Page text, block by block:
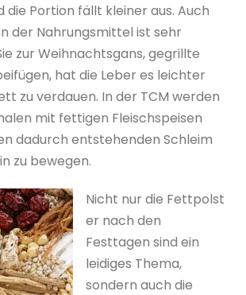
die Portion fällt kleiner aus. Auch
der Nahrungsmittel ist sehr
zur Weihnachtsgans, gegrillte
hat die Leber es leichter
zu verdauen. In der TCM werden
mit fettigen Fleischspeisen
dadurch entstehenden Schleim
zu bewegen.
Nicht nur die Fettpolst
er nach den
Festtagen sind ein
leidiges Thema,
sondern auch die